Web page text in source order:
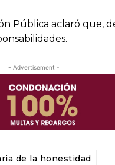
Pública aclaró que,
- Advertisement -
de la honestidad